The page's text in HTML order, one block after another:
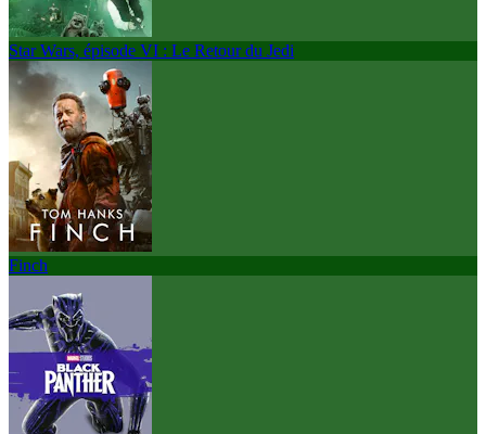
Star Wars, épisode VI : Le Retour du Jedi
Finch